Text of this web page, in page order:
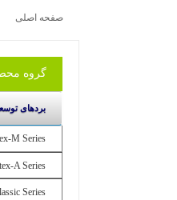
صفحه اصلی
گروه
بردهای
M Series
A Series
Series